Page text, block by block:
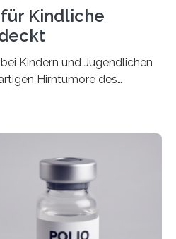
Kindliche
Kindern und Jugendlichen
Hirntumore des
Methoden geheilt
zielgerichtete Therapien, die
angreifen und normales
um Daniel Merk vom
Hirnforschung am
haben eine solche